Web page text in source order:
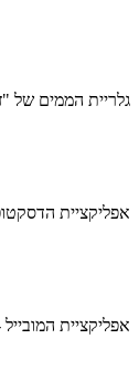
גלריית הממים של
אפליקציית
אפליקציית